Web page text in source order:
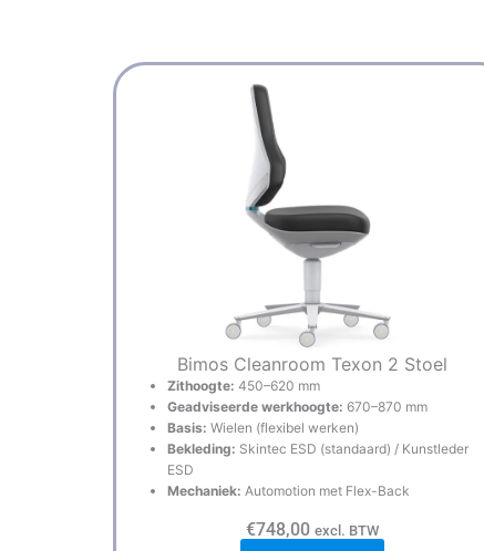
Bimos Cleanroom Texon 2 Stoel
Zithoogte: 450–620 mm
Geadviseerde werkhoogte: 670–870 mm
Basis: Wielen (flexibel werken)
Bekleding: Skintec ESD (standaard) / Kunstleder
ESD
Mechaniek: Automotion met Flex-Back
€748,00 excl. BTW